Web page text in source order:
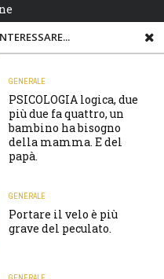
GENERALE
PSICOLOGIA logica, due
più due fa quattro, un
bambino ha bisogno
della mamma. E del
papà.
GENERALE
Portare il velo è più
grave del peculato.
arcigna megera e non
7 FEBBRAIO 2018